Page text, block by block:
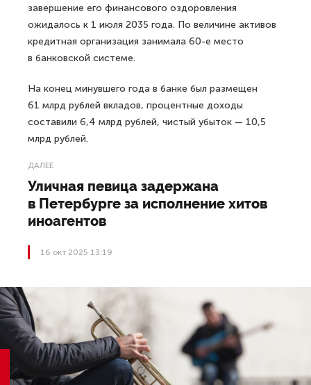
завершение его финансового оздоровления
ожидалось к 1 июля 2035 года. По величине активов
кредитная организация занимала 60-е место
в банковской системе.
На конец минувшего года в банке был размещен
61 млрд рублей вкладов, процентные доходы
составили 6,4 млрд рублей, чистый убыток — 10,5
млрд рублей.
ДАЛЕЕ
Уличная певица задержана
в Петербурге за исполнение хитов
иноагентов
16 окт 2025 13:19